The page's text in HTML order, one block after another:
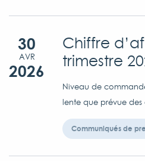
30
AVR
2026
Chiffre
trimestre
Niveau de
lente que prévue des
Communiqués de